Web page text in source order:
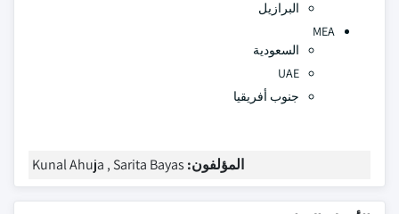
البرازيل
MEA
السعودية
UAE
جنوب أفريقيا
المؤلفون: Kunal Ahuja , Sarita Bayas